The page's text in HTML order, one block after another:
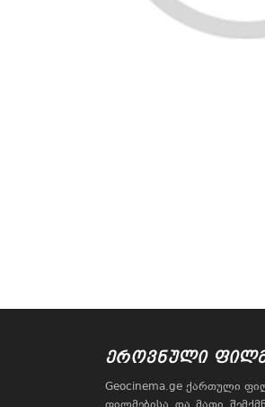
ᲔᲠᲝᲕᲜᲣᲚᲘ
Geocinema.ge ქართული
ფილმებისა და მათი